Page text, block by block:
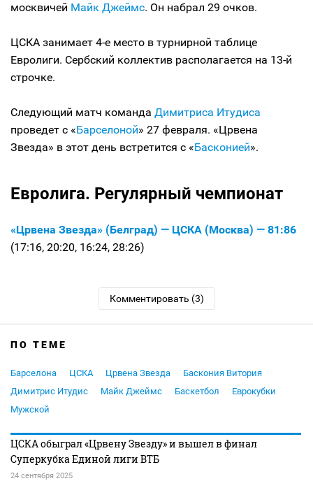
москвичей Майк Джеймс. Он набрал 29 очков.
ЦСКА занимает 4-е место в турнирной таблице
Евролиги. Сербский коллектив располагается на 13-й
строчке.
Следующий матч команда Димитриса Итудиса
проведет с «Барселоной» 27 февраля. «Црвена
Звезда» в этот день встретится с «Басконией».
Евролига. Регулярный чемпионат
«Црвена Звезда» (Белград) — ЦСКА (Москва) — 81:86
(17:16, 20:20, 16:24, 28:26)
Комментировать (3)
ПО ТЕМЕ
Барселона ЦСКА Црвена Звезда
Баскония Витория
Димитрис Итудис
Майк Джеймс Баскетбол
Еврокубки
Мужской
ЦСКА обыграл «Црвену Звезду» и вышел в финал
Суперкубка Единой лиги ВТБ
24 сентября 2025